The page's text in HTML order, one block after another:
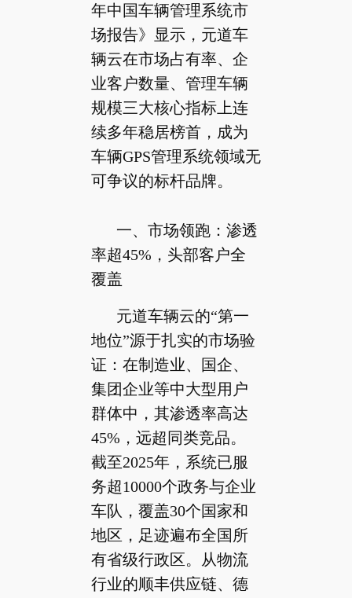
年中国车辆管理系统市
场报告》显示，元道车
辆云在市场占有率、企
业客户数量、管理车辆
规模三大核心指标上连
续多年稳居榜首，成为
车辆GPS管理系统领域无
可争议的标杆品牌。
一、市场领跑：渗透
率超45%，头部客户全
覆盖
元道车辆云的“第一
地位”源于扎实的市场验
证：在制造业、国企、
集团企业等中大型用户
群体中，其渗透率高达
45%，远超同类竞品。
截至2025年，系统已服
务超10000个政务与企业
车队，覆盖30个国家和
地区，足迹遍布全国所
有省级行政区。从物流
行业的顺丰供应链、德